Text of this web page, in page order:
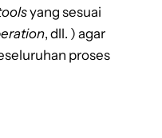
yang sesuai
, dll. ) agar
proses